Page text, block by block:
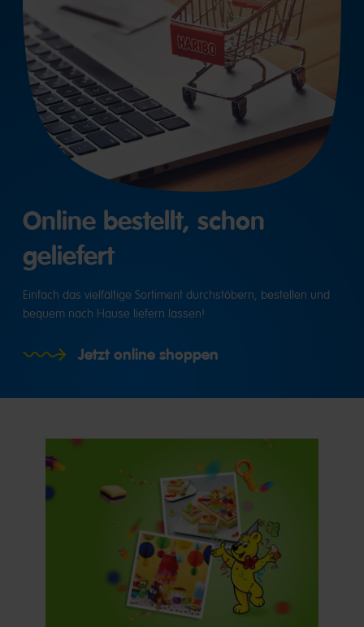
Online bestellt, schon
geliefert
Einfach das vielfältige Sortiment durchstöbern, bestellen und
bequem nach Hause liefern lassen!
Jetzt online shoppen